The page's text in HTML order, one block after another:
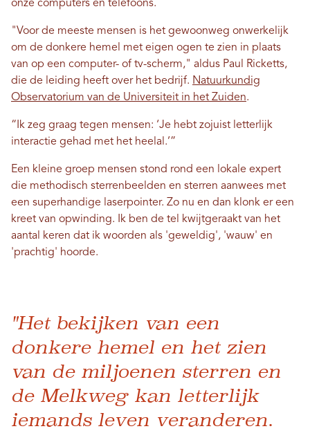
onze computers en telefoons.
"Voor de meeste mensen is het gewoonweg onwerkelijk
om de donkere hemel met eigen ogen te zien in plaats
van op een computer- of tv-scherm," aldus Paul Ricketts,
die de leiding heeft over het bedrijf. Natuurkundig
Observatorium van de Universiteit in het Zuiden.
“Ik zeg graag tegen mensen: ‘Je hebt zojuist letterlijk
interactie gehad met het heelal.’”
Een kleine groep mensen stond rond een lokale expert
die methodisch sterrenbeelden en sterren aanwees met
een superhandige laserpointer. Zo nu en dan klonk er een
kreet van opwinding. Ik ben de tel kwijtgeraakt van het
aantal keren dat ik woorden als 'geweldig', 'wauw' en
'prachtig' hoorde.
"Het bekijken van een
donkere hemel en het zien
van de miljoenen sterren en
de Melkweg kan letterlijk
iemands leven veranderen.